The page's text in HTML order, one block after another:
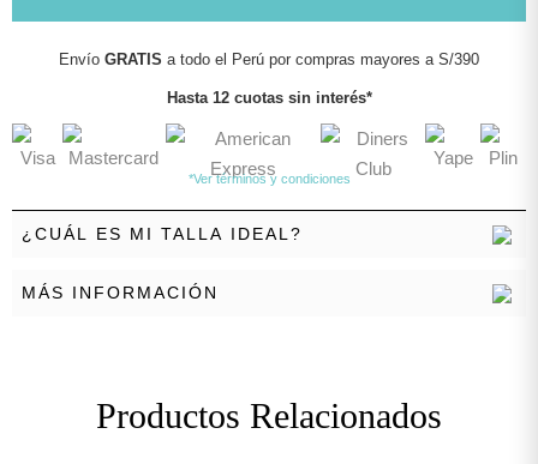
Envío GRATIS a todo el Perú por compras mayores a S/390
Hasta 12 cuotas sin interés*
*Ver términos y condiciones
¿CUÁL ES MI TALLA IDEAL?
MÁS INFORMACIÓN
Productos Relacionados